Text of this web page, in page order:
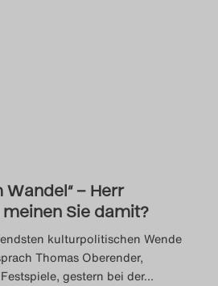
– Herr
Sie damit?
kulturpolitischen Wende
Thomas Oberender,
gestern bei der…